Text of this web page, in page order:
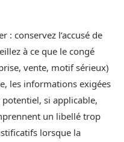
: conservez l’accusé de
à ce que le congé
vente, motif sérieux)
les informations exigées
si applicable,
un libellé trop
lorsque la